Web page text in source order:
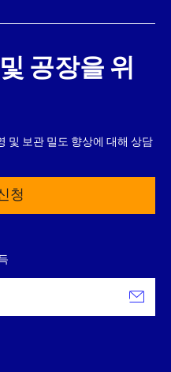
공장을 위
및 보관 밀도 향상에 대해 상담
청